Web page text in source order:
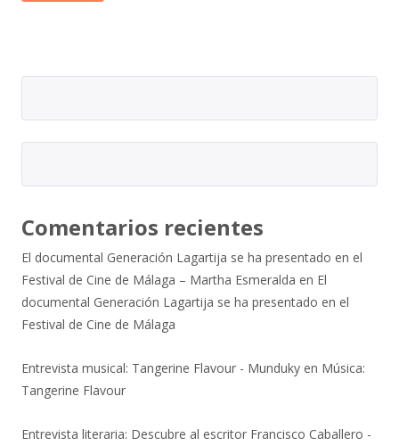
Comentarios recientes
El documental Generación Lagartija se ha presentado en el
Festival de Cine de Málaga – Martha Esmeralda en El
documental Generación Lagartija se ha presentado en el
Festival de Cine de Málaga
Entrevista musical: Tangerine Flavour - Munduky en Música:
Tangerine Flavour
Entrevista literaria: Descubre al escritor Francisco Caballero -